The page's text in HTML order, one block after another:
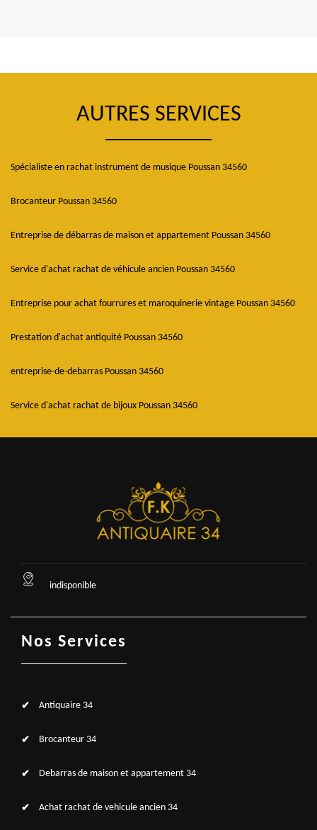
AUTRES SERVICES
Spécialiste en rachat instrument de musique Poussan 34560
Brocanteur Poussan 34560
Entreprise de débarras de maison et appartement Poussan 34560
Service d'achat rachat de véhicule ancien Poussan 34560
Entreprise pour achat fourrures et maroquinerie vintage Poussan 34560
Prestation d'achat antiquité Poussan 34560
entreprise-de-debarras Poussan 34560
Service d'achat rachat de bijoux Poussan 34560
indisponible
Nos Services
Antiquaire 34
Brocanteur 34
Debarras de maison et appartement 34
Achat rachat de vehicule ancien 34